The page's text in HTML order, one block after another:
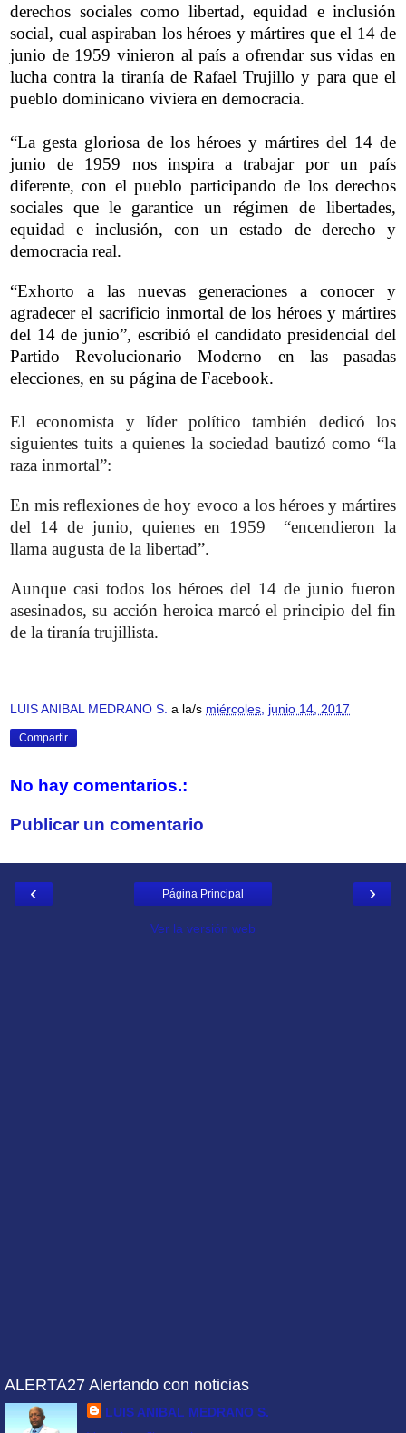
derechos sociales como libertad, equidad e inclusión
social, cual aspiraban los héroes y mártires que el 14 de
junio de 1959 vinieron al país a ofrendar sus vidas en
lucha contra la tiranía de Rafael Trujillo y para que el
pueblo dominicano viviera en democracia.
“La gesta gloriosa de los héroes y mártires del 14 de
junio de 1959 nos inspira a trabajar por un país
diferente, con el pueblo participando de los derechos
sociales que le garantice un régimen de libertades,
equidad e inclusión, con un estado de derecho y
democracia real.
“Exhorto a las nuevas generaciones a conocer y
agradecer el sacrificio inmortal de los héroes y mártires
del 14 de junio”, escribió el candidato presidencial del
Partido Revolucionario Moderno en las pasadas
elecciones, en su página de Facebook.
El economista y líder político también dedicó los
siguientes tuits a quienes la sociedad bautizó como “la
raza inmortal”:
En mis reflexiones de hoy evoco a los héroes y mártires
del 14 de junio, quienes en 1959 “encendieron la
llama augusta de la libertad”.
Aunque casi todos los héroes del 14 de junio fueron
asesinados, su acción heroica marcó el principio del fin
de la tiranía trujillista.
LUIS ANIBAL MEDRANO S. a la/s miércoles, junio 14, 2017
Compartir
No hay comentarios.:
Publicar un comentario
‹ ›
Página Principal
Ver la versión web
ALERTA27 Alertando con noticias
LUIS ANIBAL MEDRANO S.